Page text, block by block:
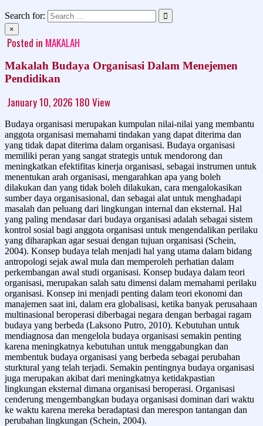
Search for:
×
Posted in MAKALAH
Makalah Budaya Organisasi Dalam Menejemen
Pendidikan
January 10, 2026 180 View
Budaya organisasi merupakan kumpulan nilai-nilai yang membantu
anggota organisasi memahami tindakan yang dapat diterima dan
yang tidak dapat diterima dalam organisasi. Budaya organisasi
memiliki peran yang sangat strategis untuk mendorong dan
meningkatkan efektifitas kinerja organisasi, sebagai instrumen untuk
menentukan arah organisasi, mengarahkan apa yang boleh
dilakukan dan yang tidak boleh dilakukan, cara mengalokasikan
sumber daya organisasional, dan sebagai alat untuk menghadapi
masalah dan peluang dari lingkungan internal dan eksternal. Hal
yang paling mendasar dari budaya organisasi adalah sebagai sistem
kontrol sosial bagi anggota organisasi untuk mengendalikan perilaku
yang diharapkan agar sesuai dengan tujuan organisasi (Schein,
2004). Konsep budaya telah menjadi hal yang utama dalam bidang
antropologi sejak awal mula dan memperoleh perhatian dalam
perkembangan awal studi organisasi. Konsep budaya dalam teori
organisasi, merupakan salah satu dimensi dalam memahami perilaku
organisasi. Konsep ini menjadi penting dalam teori ekonomi dan
manajemen saat ini, dalam era globalisasi, ketika banyak perusahaan
multinasional beroperasi diberbagai negara dengan berbagai ragam
budaya yang berbeda (Laksono Putro, 2010). Kebutuhan untuk
mendiagnosa dan mengelola budaya organisasi semakin penting
karena meningkatnya kebutuhan untuk menggabungkan dan
membentuk budaya organisasi yang berbeda sebagai perubahan
sturktural yang telah terjadi. Semakin pentingnya budaya organisasi
juga merupakan akibat dari meningkatnya ketidakpastian
lingkungan eksternal dimana organisasi beroperasi. Organisasi
cenderung mengembangkan budaya organisasi dominan dari waktu
ke waktu karena mereka beradaptasi dan merespon tantangan dan
perubahan lingkungan (Schein, 2004).